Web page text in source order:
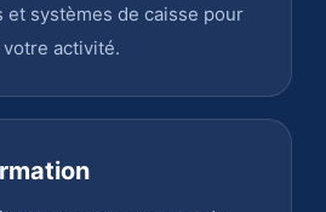
et systèmes de caisse pour
activité.